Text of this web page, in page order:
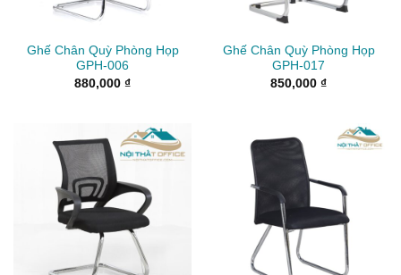
Ghế Chân Quỳ Phòng Họp
GPH-006
880,000 ₫
Ghế Chân Quỳ Phòng Họp
GPH-017
850,000 ₫